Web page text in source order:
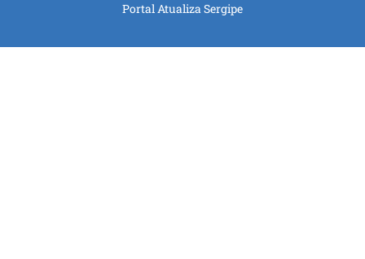
Portal Atualiza Sergipe